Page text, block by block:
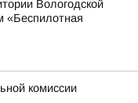
Вологодской
«Беспилотная
комиссии